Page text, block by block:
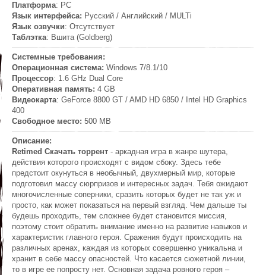
Платформа: PC
Язык интерфейса: Русский / Английский / MULTi
Язык озвучки: Отсутствует
Таблэтка: Вшита (Goldberg)
Системные требования:
Операционная система: Windows 7/8.1/10
Процессор: 1.6 GHz Dual Core
Оперативная память: 4 GB
Видеокарта: GeForce 8800 GT / AMD HD 6850 / Intel HD Graphics
400
Свободное место: 500 MB
Описание:
Retimed Скачать торрент - аркадная игра в жанре шутера,
действия которого происходят с видом сбоку. Здесь тебе
предстоит окунуться в необычный, двухмерный мир, которые
подготовил массу сюрпризов и интересных задач. Тебя ожидают
многочисленные соперники, сразить которых будет не так уж и
просто, как может показаться на первый взгляд. Чем дальше ты
будешь проходить, тем сложнее будет становится миссия,
поэтому стоит обратить внимание именно на развитие навыков и
характеристик главного героя. Сражения будут происходить на
различных аренах, каждая из которых совершенно уникальна и
хранит в себе массу опасностей. Что касается сюжетной линии,
то в игре ее попросту нет. Основная задача ровного героя –